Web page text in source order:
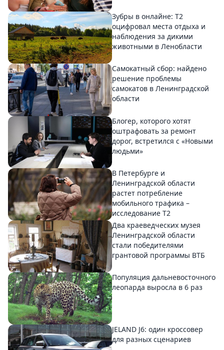
Зубры в онлайне: Т2
оцифровал места отдыха и
наблюдения за дикими
животными в Ленобласти
Самокатный сбор: найдено
решение проблемы
самокатов в Ленинградской
области
Блогер, которого хотят
оштрафовать за ремонт
дорог, встретился с «Новыми
людьми»
В Петербурге и
Ленинградской области
растет потребление
мобильного трафика –
исследование T2
Два краеведческих музея
Ленинградской области
стали победителями
грантовой программы ВТБ
Популяция дальневосточного
леопарда выросла в 6 раз
JELAND J6: один кроссовер
для разных сценариев